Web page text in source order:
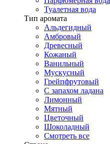
Туалетная вода
Тип аромата
Альдегидный
Амбровый
Древесный
Кожаный
Ванильный
Мускусный
Грейпфрутовый
С запахом ладана
Лимонный
Мятный
Цветочный
Шоколадный
Смотреть все